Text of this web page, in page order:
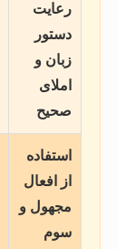
رعایت
دستور
زبان و
املای
صحیح
استفاده
از افعال
مجهول و
سوم